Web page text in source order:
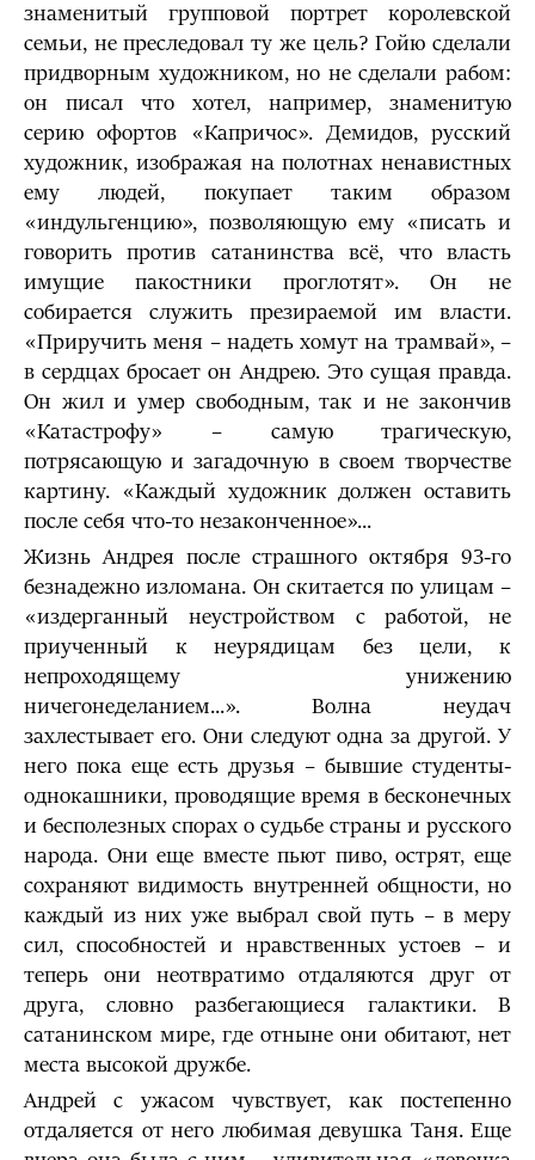
знаменитый групповой портрет королевской
семьи, не преследовал ту же цель? Гойю сделали
придворным художником, но не сделали рабом:
он писал что хотел, например, знаменитую
серию офортов «Капричос». Демидов, русский
художник, изображая на полотнах ненавистных
ему людей, покупает таким образом
«индульгенцию», позволяющую ему «писать и
говорить против сатанинства всё, что власть
имущие пакостники проглотят». Он не
собирается служить презираемой им власти.
«Приручить меня – надеть хомут на трамвай», –
в сердцах бросает он Андрею. Это сущая правда.
Он жил и умер свободным, так и не закончив
«Катастрофу» – самую трагическую,
потрясающую и загадочную в своем творчестве
картину. «Каждый художник должен оставить
после себя что-то незаконченное»...
Жизнь Андрея после страшного октября 93-го
безнадежно изломана. Он скитается по улицам –
«издерганный неустройством с работой, не
приученный к неурядицам без цели, к
непроходящему унижению
ничегонеделанием...». Волна неудач
захлестывает его. Они следуют одна за другой. У
него пока еще есть друзья – бывшие студенты-
однокашники, проводящие время в бесконечных
и бесполезных спорах о судьбе страны и русского
народа. Они еще вместе пьют пиво, острят, еще
сохраняют видимость внутренней общности, но
каждый из них уже выбрал свой путь – в меру
сил, способностей и нравственных устоев – и
теперь они неотвратимо отдаляются друг от
друга, словно разбегающиеся галактики. В
сатанинском мире, где отныне они обитают, нет
места высокой дружбе.
Андрей с ужасом чувствует, как постепенно
отдаляется от него любимая девушка Таня. Еще